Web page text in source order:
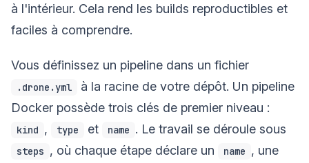
à l'intérieur. Cela rend les builds reproductibles et
faciles à comprendre.
Vous définissez un pipeline dans un fichier
.drone.yml
à la racine de votre dépôt. Un pipeline
Docker possède trois clés de premier niveau :
kind , type et name . Le travail se déroule sous
steps , où chaque étape déclare un name , une